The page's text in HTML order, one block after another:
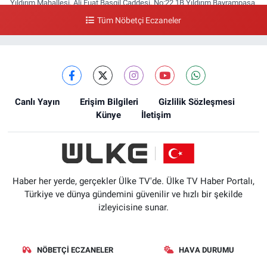
Yıldırım Mahallesi, Ali Fuat Başgil Caddesi, No:22 1B Yıldırım Bayrampaşa
Tüm Nöbetçi Eczaneler
Canlı Yayın Erişim Bilgileri
Gizlilik Sözleşmesi
Künye
İletişim
Haber her yerde, gerçekler Ülke TV'de. Ülke TV Haber Portalı,
Türkiye ve dünya gündemini güvenilir ve hızlı bir şekilde
izleyicisine sunar.
NÖBETÇI ECZANELER HAVA DURUMU